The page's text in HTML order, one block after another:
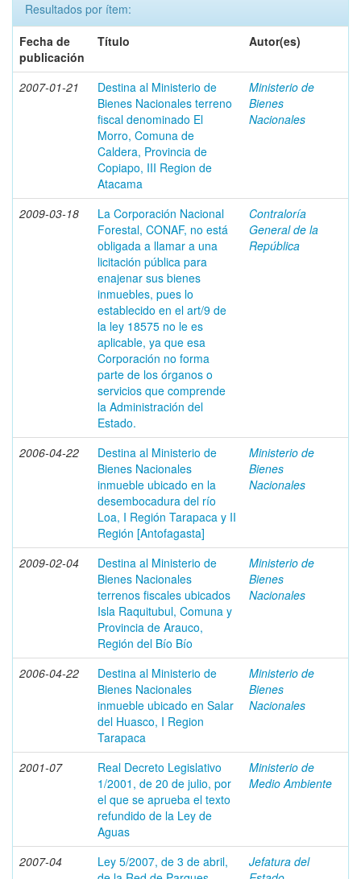
Resultados por ítem:
Fecha de
publicación
Título Autor(es)
2007-01-21
Destina al Ministerio de
Bienes Nacionales terreno
fiscal denominado El
Morro, Comuna de
Caldera, Provincia de
Copiapo, III Region de
Atacama
Ministerio de
Bienes
Nacionales
2009-03-18
La Corporación Nacional
Forestal, CONAF, no está
obligada a llamar a una
licitación pública para
enajenar sus bienes
inmuebles, pues lo
establecido en el art/9 de
la ley 18575 no le es
aplicable, ya que esa
Corporación no forma
parte de los órganos o
servicios que comprende
la Administración del
Estado.
Contraloría
General de la
República
2006-04-22
Destina al Ministerio de
Bienes Nacionales
inmueble ubicado en la
desembocadura del río
Loa, I Región Tarapaca y II
Región [Antofagasta]
Ministerio de
Bienes
Nacionales
2009-02-04
Destina al Ministerio de
Bienes Nacionales
terrenos fiscales ubicados
Isla Raquitubul, Comuna y
Provincia de Arauco,
Región del Bío Bío
Ministerio de
Bienes
Nacionales
2006-04-22
Destina al Ministerio de
Bienes Nacionales
inmueble ubicado en Salar
del Huasco, I Region
Tarapaca
Ministerio de
Bienes
Nacionales
2001-07
Real Decreto Legislativo
1/2001, de 20 de julio, por
el que se aprueba el texto
refundido de la Ley de
Aguas
Ministerio de
Medio Ambiente
2007-04
Ley 5/2007, de 3 de abril,
Jefatura del